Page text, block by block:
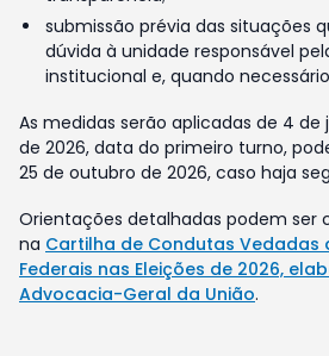
submissão prévia das situações
dúvida à unidade responsável
institucional e, quando
As medidas serão aplicadas de 4
de 2026, data do primeiro turno,
25 de outubro de 2026, caso haja
Orientações detalhadas podem ser
na Cartilha de Condutas Vedadas
Federais nas Eleições de 2026,
Advocacia-Geral da União.